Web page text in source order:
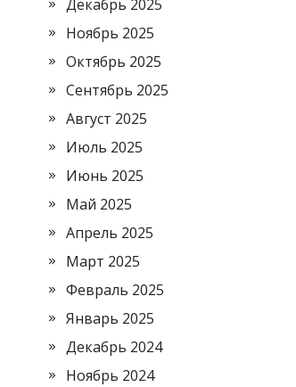
Декабрь 2025
Ноябрь 2025
Октябрь 2025
Сентябрь 2025
Август 2025
Июль 2025
Июнь 2025
Май 2025
Апрель 2025
Март 2025
Февраль 2025
Январь 2025
Декабрь 2024
Ноябрь 2024